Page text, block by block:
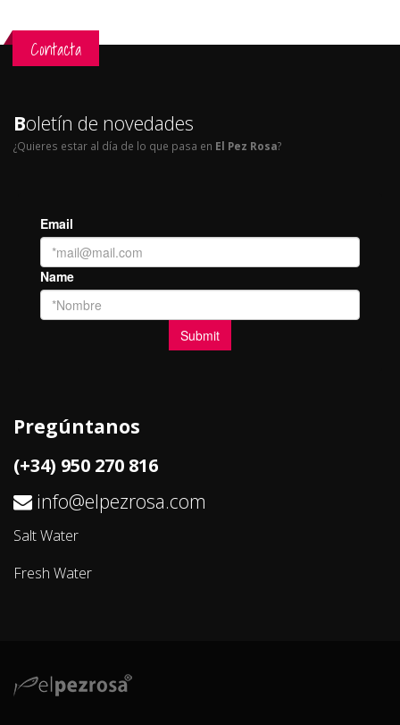
Contacta
Boletín de novedades
¿Quieres estar al día de lo que pasa en El Pez Rosa?
Pregúntanos
(+34) 950 270 816
info@elpezrosa.com
Salt Water
Fresh Water